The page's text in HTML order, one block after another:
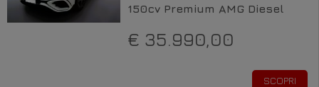
150cv Premium AMG Diesel
€ 35.990,00
SCOPRI